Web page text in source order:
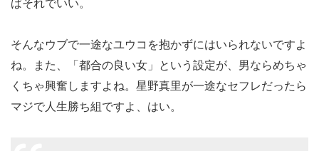
ばそれでいい。
そんなウブで一途なユウコを抱かずにはいられないですよ
ね。また、「都合の良い女」という設定が、男ならめちゃ
くちゃ興奮しますよね。星野真里が一途なセフレだったら
マジで人生勝ち組ですよ、はい。